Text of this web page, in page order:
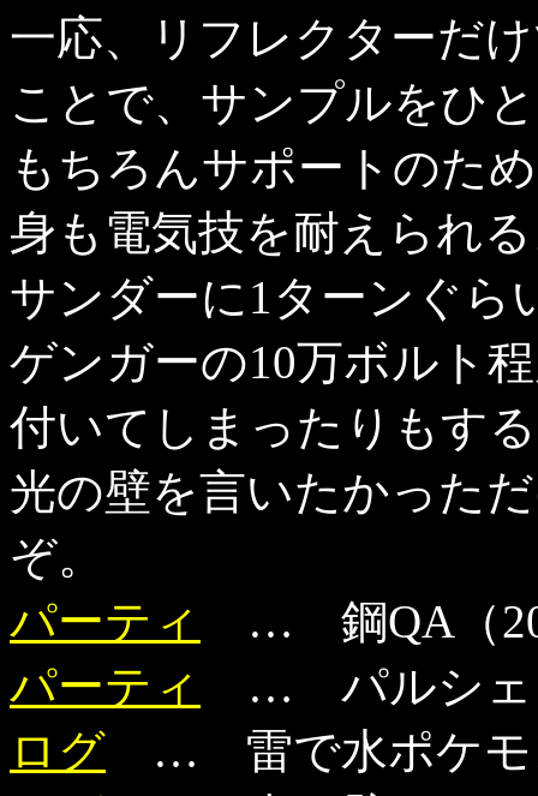
一応、リフレクターだ
ことで、サンプルをひ
もちろんサポートのた
身も電気技を耐えられ
サンダーに1ターンぐら
ゲンガーの10万ボルト
付いてしまったりもす
光の壁を言いたかった
ぞ。
パーティ
… 鋼QA（
パーティ
… パルシェ
ログ … 雷で水ポケモ